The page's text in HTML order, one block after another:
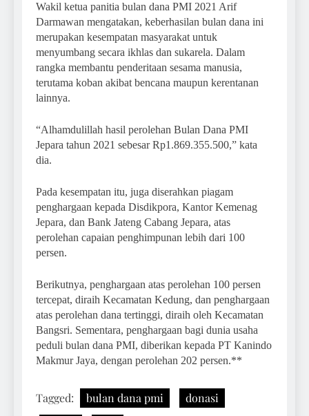
Wakil ketua panitia bulan dana PMI 2021 Arif
Darmawan mengatakan, keberhasilan bulan dana ini
merupakan kesempatan masyarakat untuk
menyumbang secara ikhlas dan sukarela. Dalam
rangka membantu penderitaan sesama manusia,
terutama koban akibat bencana maupun kerentanan
lainnya.
“Alhamdulillah hasil perolehan Bulan Dana PMI
Jepara tahun 2021 sebesar Rp1.869.355.500,” kata
dia.
Pada kesempatan itu, juga diserahkan piagam
penghargaan kepada Disdikpora, Kantor Kemenag
Jepara, dan Bank Jateng Cabang Jepara, atas
perolehan capaian penghimpunan lebih dari 100
persen.
Berikutnya, penghargaan atas perolehan 100 persen
tercepat, diraih Kecamatan Kedung, dan penghargaan
atas perolehan dana tertinggi, diraih oleh Kecamatan
Bangsri. Sementara, penghargaan bagi dunia usaha
peduli bulan dana PMI, diberikan kepada PT Kanindo
Makmur Jaya, dengan perolehan 202 persen.**
Tagged: bulan dana pmi
donasi